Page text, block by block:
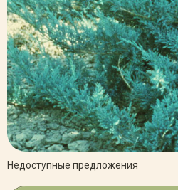
Недоступные предложения